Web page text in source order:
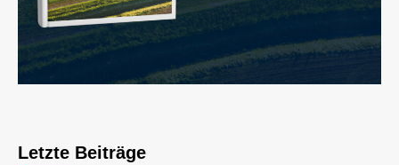
Letzte Beiträge